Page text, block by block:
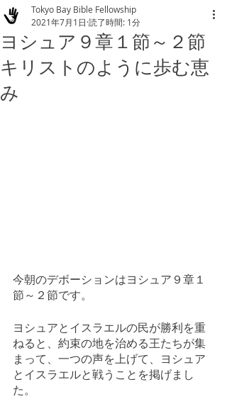
ヨシュア９章１節～２節
キリストのように歩む恵
み
Tokyo Bay Bible Fellowship
2021年7月1日 読了時間: 1分
今朝のデボーションはヨシュア９章１
節～２節です。
ヨシュアとイスラエルの民が勝利を重
ねると、約束の地を治める王たちが集
まって、一つの声を上げて、ヨシュア
とイスラエルと戦うことを掲げまし
た。